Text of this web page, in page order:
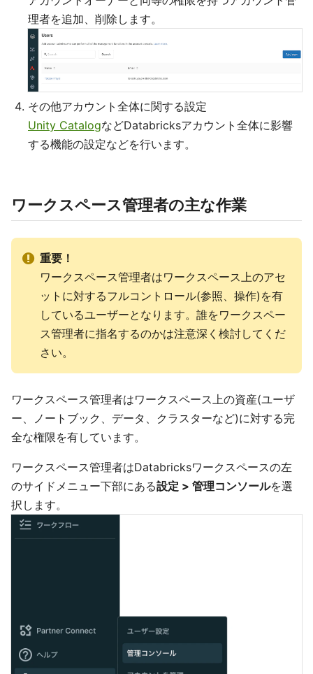
理者を追加、削除します。
その他アカウント全体に関する設定
Unity CatalogなどDatabricksアカウント全体に影響
する機能の設定などを行います。
ワークスペース管理者の主な作業
重要！
ワークスペース管理者はワークスペース上のアセ
ットに対するフルコントロール(参照、操作)を有
しているユーザーとなります。誰をワークスペー
ス管理者に指名するのかは注意深く検討してくだ
さい。
ワークスペース管理者はワークスペース上の資産(ユーザ
ー、ノートブック、データ、クラスターなど)に対する完
全な権限を有しています。
ワークスペース管理者はDatabricksワークスペースの左
のサイドメニュー下部にある設定 > 管理コンソールを選
択します。